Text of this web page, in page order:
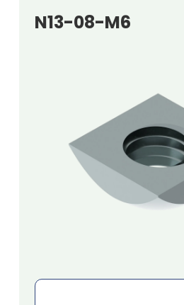
N13-08-M6